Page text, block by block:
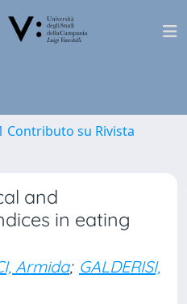
Contributo su Rivista
and
in eating
Armida; GALDERISI,